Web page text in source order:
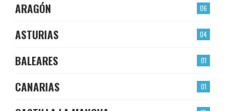
06
ARAGÓN
04
ASTURIAS
01
BALEARES
01
CANARIAS